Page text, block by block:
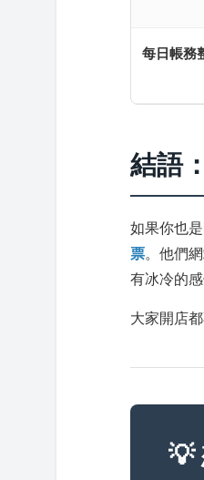
每日帳務
結語
如果你也
票。他們
有冰冷的感
大家開店
💡